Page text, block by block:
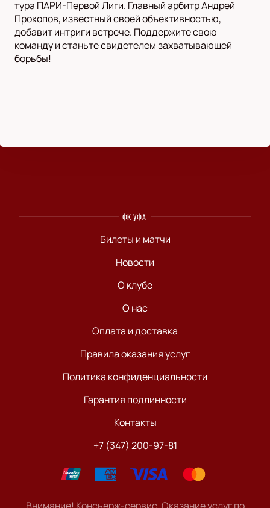
тура ПАРИ-Первой Лиги. Главный арбитр Андрей
Прокопов, известный своей объективностью,
добавит интриги встрече. Поддержите свою
команду и станьте свидетелем захватывающей
борьбы!
ФК УФА
Билеты и матчи
Новости
О клубе
О нас
Оплата и доставка
Правила оказания услуг
Политика конфиденциальности
Гарантия подлинности
Контакты
+7 (347) 200-97-81